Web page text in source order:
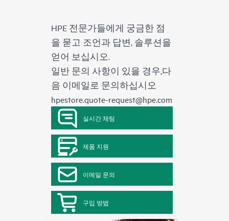
HPE 전문가들에게 궁금한 점
을 묻고 조언과 답변, 솔루션을
얻어 보십시오.
일반 문의 사항이 있을 경우,다
음 이메일로 문의하십시오
hpestore.quote-request@hpe.com
실시간 채팅
제품 지원
이메일 문의
구입 방법